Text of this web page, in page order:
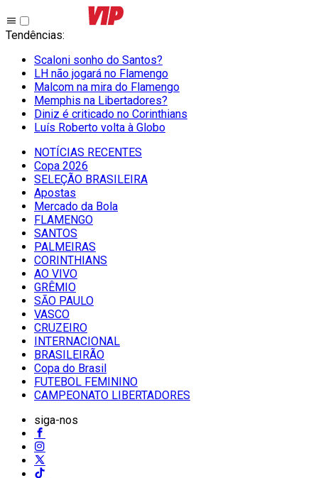
Tendências:
Scaloni sonho do Santos?
LH não jogará no Flamengo
Malcom na mira do Flamengo
Memphis na Libertadores?
Diniz é criticado no Corinthians
Luís Roberto volta à Globo
NOTÍCIAS RECENTES
Copa 2026
SELEÇÃO BRASILEIRA
Apostas
Mercado da Bola
FLAMENGO
SANTOS
PALMEIRAS
CORINTHIANS
AO VIVO
GRÊMIO
SĀO PAULO
VASCO
CRUZEIRO
INTERNACIONAL
BRASILEIRÃO
Copa do Brasil
FUTEBOL FEMININO
CAMPEONATO LIBERTADORES
siga-nos